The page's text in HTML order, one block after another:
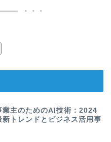
業主のためのAI技術：2024
新トレンドとビジネス活用事